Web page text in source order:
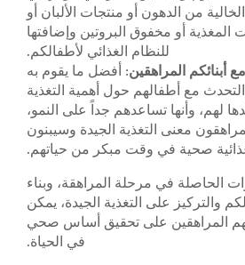
من الدهون أو منتجات الألبان أو
المغذية أو مخفوق البروتين وإضافتها
للنظام الغذائي لأطفالكم.
أبنائكم المراهقين: أفضل ما يقوم به
التحدث مع أطفالهم حول أهمية التغذية
لهم، وأنها تساعدهم جداً على النمو،
معنى التغذية الجيدة وسيبنون
صحية في وقت مبكر من حياتهم.
الحاصلة في مرحلة المراهقة، وبناء
والتركيز على التغذية الجيدة، يمكن
المراهقين على تحقيق أساس صحي
في الحياة.